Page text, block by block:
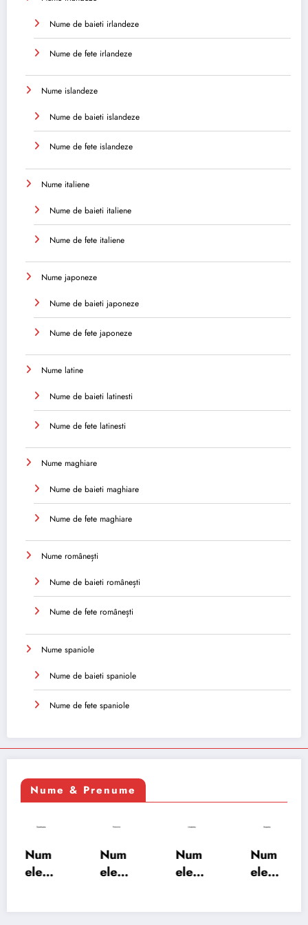
Nume de baieti irlandeze
Nume de fete irlandeze
Nume islandeze
Nume de baieti islandeze
Nume de fete islandeze
Nume italiene
Nume de baieti italiene
Nume de fete italiene
Nume japoneze
Nume de baieti japoneze
Nume de fete japoneze
Nume latine
Nume de baieti latinesti
Nume de fete latinesti
Nume maghiare
Nume de baieti maghiare
Nume de fete maghiare
Nume românești
Nume de baieti românești
Nume de fete românești
Nume spaniole
Nume de baieti spaniole
Nume de fete spaniole
Nume & Prenume
Num
ele
Num
ele
Num
ele
Num
ele